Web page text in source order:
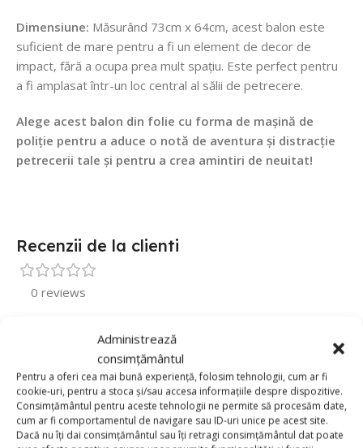
Administrează
consimțământul
Pentru a oferi cea mai bună experiență, folosim tehnologii, cum ar fi
cookie-uri, pentru a stoca și/sau accesa informațiile despre dispozitive.
Consimțământul pentru aceste tehnologii ne permite să procesăm date,
cum ar fi comportamentul de navigare sau ID-uri unice pe acest site.
Dacă nu îți dai consimțământul sau îți retragi consimțământul dat poate
Dimensiune: Măsurând 73cm x 64cm, acest balon este
suficient de mare pentru a fi un element de decor de
impact, fără a ocupa prea mult spațiu. Este perfect pentru
a fi amplasat într-un loc central al sălii de petrecere.
Alege acest balon din folie cu forma de mașină de
poliție pentru a aduce o notă de aventura și distracție
petrecerii tale și pentru a crea amintiri de neuitat!
Recenzii de la clienti
0 reviews
0
0
0
0
Fii primul care scrii o recenzie pentru „Balon Folie